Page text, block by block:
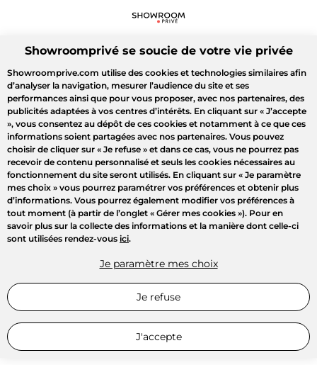
Showroomprivé se soucie de votre vie privée
Showroomprive.com utilise des cookies et technologies similaires afin
d’analyser la navigation, mesurer l’audience du site et ses
performances ainsi que pour vous proposer, avec nos partenaires, des
publicités adaptées à vos centres d’intérêts. En cliquant sur « J’accepte
», vous consentez au dépôt de ces cookies et notamment à ce que ces
informations soient partagées avec nos partenaires. Vous pouvez
choisir de cliquer sur « Je refuse » et dans ce cas, vous ne pourrez pas
recevoir de contenu personnalisé et seuls les cookies nécessaires au
fonctionnement du site seront utilisés. En cliquant sur « Je paramètre
mes choix » vous pourrez paramétrer vos préférences et obtenir plus
d’informations. Vous pourrez également modifier vos préférences à
tout moment (à partir de l’onglet « Gérer mes cookies »). Pour en
savoir plus sur la collecte des informations et la manière dont celle-ci
sont utilisées rendez-vous ici.
Je paramètre mes choix
Je refuse
J'accepte